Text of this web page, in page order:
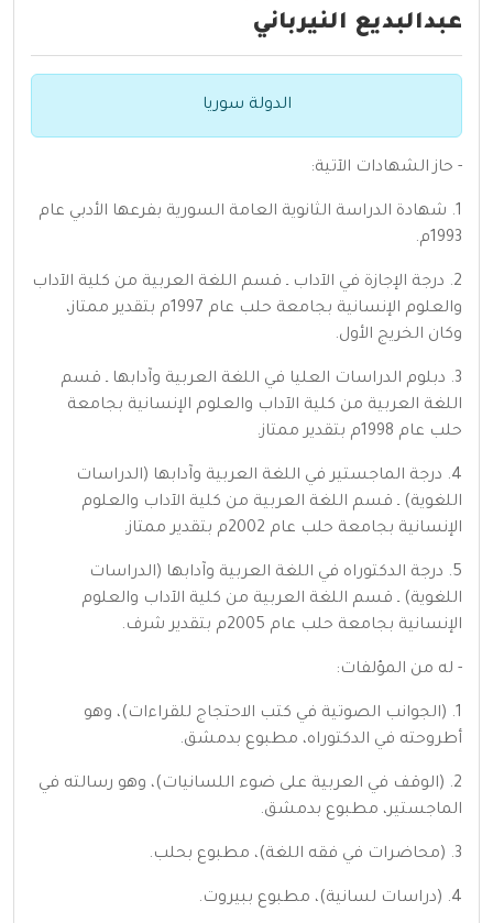
عبدالبديع النيرباني
الدولة سوريا
- حاز الشهادات الآتية:
1. شهادة الدراسة الثانوية العامة السورية بفرعها الأدبي عام
1993م.
2. درجة الإجازة في الآداب ـ قسم اللغة العربية من كلية الآداب
والعلوم الإنسانية بجامعة حلب عام 1997م بتقدير ممتاز،
وكان الخريج الأول.
3. دبلوم الدراسات العليا في اللغة العربية وآدابها ـ قسم
اللغة العربية من كلية الآداب والعلوم الإنسانية بجامعة
حلب عام 1998م بتقدير ممتاز.
4. درجة الماجستير في اللغة العربية وآدابها (الدراسات
اللغوية) ـ قسم اللغة العربية من كلية الآداب والعلوم
الإنسانية بجامعة حلب عام 2002م بتقدير ممتاز.
5. درجة الدكتوراه في اللغة العربية وآدابها (الدراسات
اللغوية) ـ قسم اللغة العربية من كلية الآداب والعلوم
الإنسانية بجامعة حلب عام 2005م بتقدير شرف.
- له من المؤلفات:
1. (الجوانب الصوتية في كتب الاحتجاج للقراءات)، وهو
أطروحته في الدكتوراه، مطبوع بدمشق.
2. (الوقف في العربية على ضوء اللسانيات)، وهو رسالته في
الماجستير، مطبوع بدمشق.
3. (محاضرات في فقه اللغة)، مطبوع بحلب.
4. (دراسات لسانية)، مطبوع ببيروت.